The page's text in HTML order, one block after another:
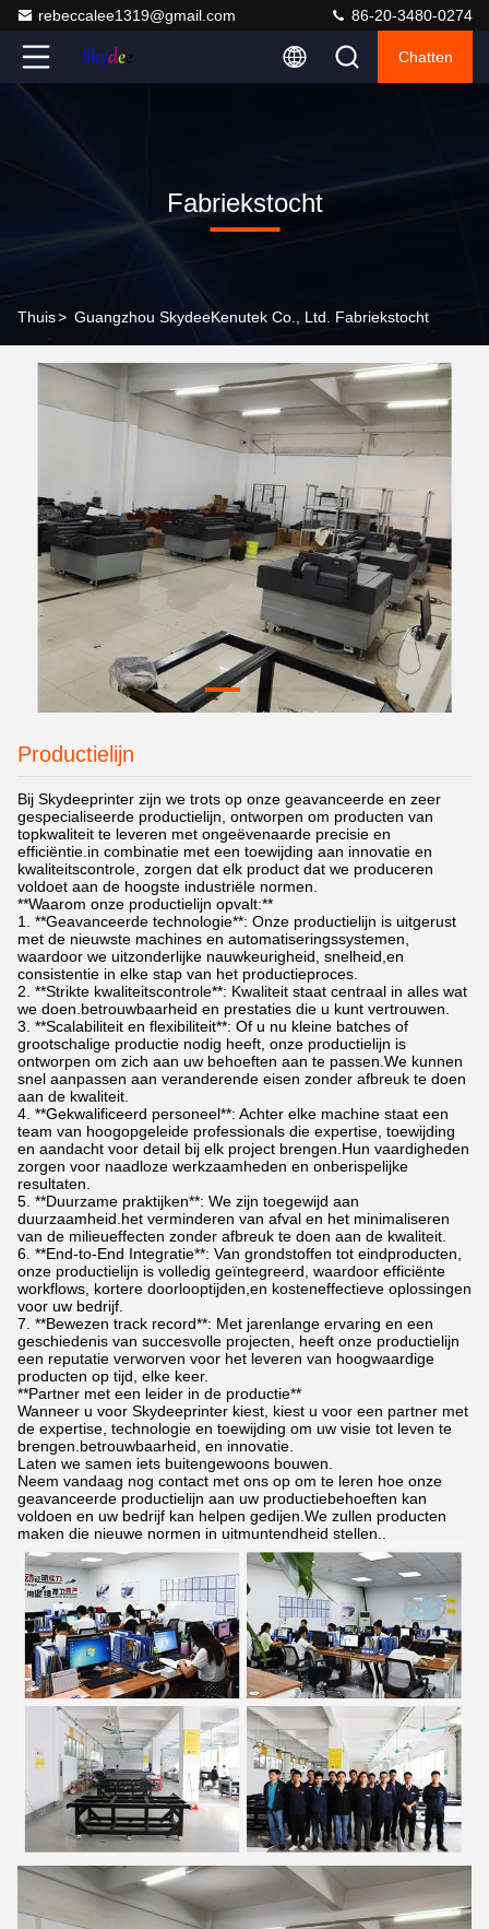
rebeccalee1319@gmail.com 86-20-3480-0274
Chatten
Fabriekstocht
Thuis> Guangzhou SkydeeKenutek Co., Ltd. Fabriekstocht
Productielijn
Bij Skydeeprinter zijn we trots op onze geavanceerde en zeer
gespecialiseerde productielijn, ontworpen om producten van
topkwaliteit te leveren met ongeëvenaarde precisie en
efficiëntie.in combinatie met een toewijding aan innovatie en
kwaliteitscontrole, zorgen dat elk product dat we produceren
voldoet aan de hoogste industriële normen.
**Waarom onze productielijn opvalt:**
1. **Geavanceerde technologie**: Onze productielijn is uitgerust
met de nieuwste machines en automatiseringssystemen,
waardoor we uitzonderlijke nauwkeurigheid, snelheid,en
consistentie in elke stap van het productieproces.
2. **Strikte kwaliteitscontrole**: Kwaliteit staat centraal in alles wat
we doen.betrouwbaarheid en prestaties die u kunt vertrouwen.
3. **Scalabiliteit en flexibiliteit**: Of u nu kleine batches of
grootschalige productie nodig heeft, onze productielijn is
ontworpen om zich aan uw behoeften aan te passen.We kunnen
snel aanpassen aan veranderende eisen zonder afbreuk te doen
aan de kwaliteit.
4. **Gekwalificeerd personeel**: Achter elke machine staat een
team van hoogopgeleide professionals die expertise, toewijding
en aandacht voor detail bij elk project brengen.Hun vaardigheden
zorgen voor naadloze werkzaamheden en onberispelijke
resultaten.
5. **Duurzame praktijken**: We zijn toegewijd aan
duurzaamheid.het verminderen van afval en het minimaliseren
van de milieueffecten zonder afbreuk te doen aan de kwaliteit.
6. **End-to-End Integratie**: Van grondstoffen tot eindproducten,
onze productielijn is volledig geïntegreerd, waardoor efficiënte
workflows, kortere doorlooptijden,en kosteneffectieve oplossingen
voor uw bedrijf.
7. **Bewezen track record**: Met jarenlange ervaring en een
geschiedenis van succesvolle projecten, heeft onze productielijn
een reputatie verworven voor het leveren van hoogwaardige
producten op tijd, elke keer.
**Partner met een leider in de productie**
Wanneer u voor Skydeeprinter kiest, kiest u voor een partner met
de expertise, technologie en toewijding om uw visie tot leven te
brengen.betrouwbaarheid, en innovatie.
Laten we samen iets buitengewoons bouwen.
Neem vandaag nog contact met ons op om te leren hoe onze
geavanceerde productielijn aan uw productiebehoeften kan
voldoen en uw bedrijf kan helpen gedijen.We zullen producten
maken die nieuwe normen in uitmuntendheid stellen..